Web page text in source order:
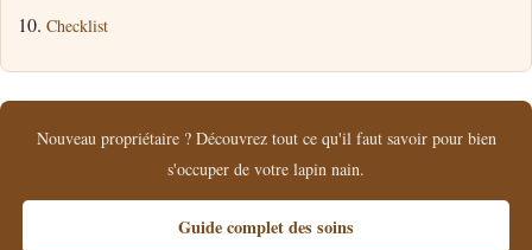
Checklist
Nouveau propriétaire ? Découvrez tout ce qu'il faut savoir pour bien
s'occuper de votre lapin nain.
Guide complet des soins